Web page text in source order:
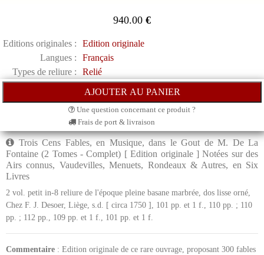
940.00 €
Editions originales :
Edition originale
Langues :
Français
Types de reliure :
Relié
Une question concernant ce produit ?
Frais de port & livraison
Trois Cens Fables, en Musique, dans le Gout de M. De La
Fontaine (2 Tomes - Complet) [ Edition originale ] Notées sur des
Airs connus, Vaudevilles, Menuets, Rondeaux & Autres, en Six
Livres
2 vol. petit in-8 reliure de l'époque pleine basane marbrée, dos lisse orné,
Chez F. J. Desoer, Liège, s.d. [ circa 1750 ], 101 pp. et 1 f., 110 pp. ; 110
pp. ; 112 pp., 109 pp. et 1 f., 101 pp. et 1 f.
Commentaire : Edition originale de ce rare ouvrage, proposant 300 fables